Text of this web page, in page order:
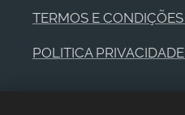
TERMOS E CONDIÇÕES
POLITICA PRIVACIDADE